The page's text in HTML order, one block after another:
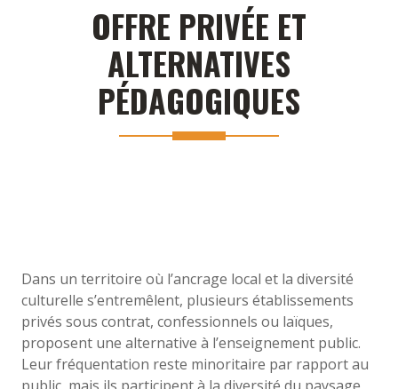
OFFRE PRIVÉE ET
ALTERNATIVES
PÉDAGOGIQUES
Dans un territoire où l’ancrage local et la diversité
culturelle s’entremêlent, plusieurs établissements
privés sous contrat, confessionnels ou laïques,
proposent une alternative à l’enseignement public.
Leur fréquentation reste minoritaire par rapport au